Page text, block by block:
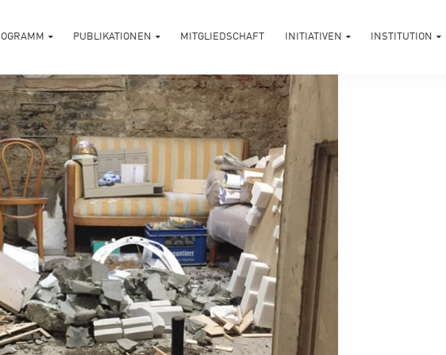
PUBLIKATIONEN MITGLIEDSCHAFT INITIATIVEN INSTITUTION